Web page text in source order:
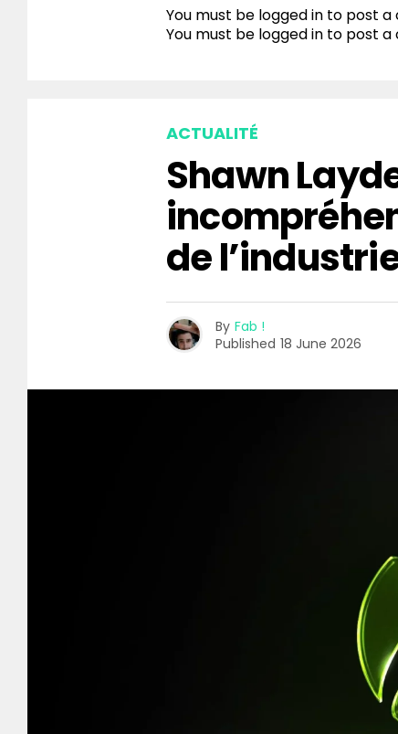
You must be logged in to post
You must be logged in to post a
ACTUALITÉ
Shawn
de
By Fab !
Published 18 June 2026